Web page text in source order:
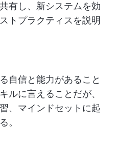
有し、新システムを効
トプラクティスを説明
自信と能力があること
ルに言えることだが、
、マインドセットに起
。